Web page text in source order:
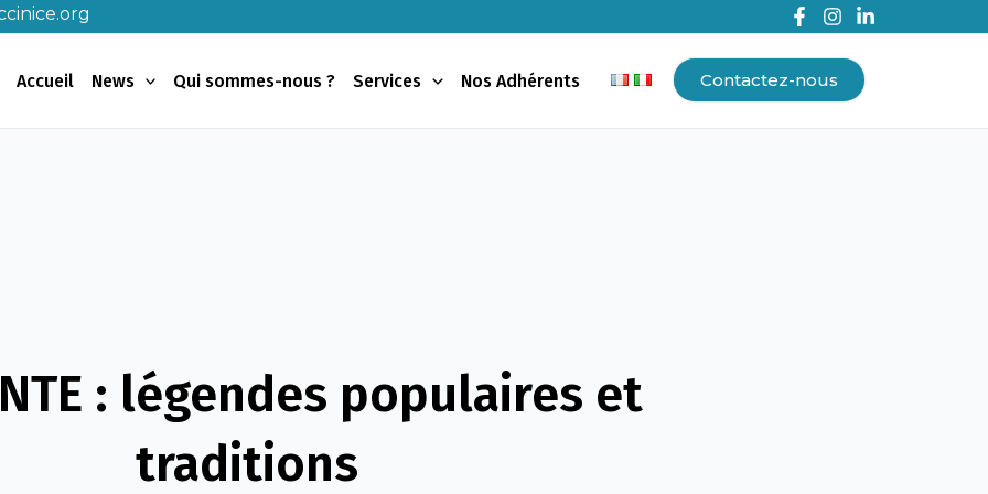
Accueil News Qui sommes-nous ? Services Nos Adhérents Contactez-nous
: légendes populaires et
traditions